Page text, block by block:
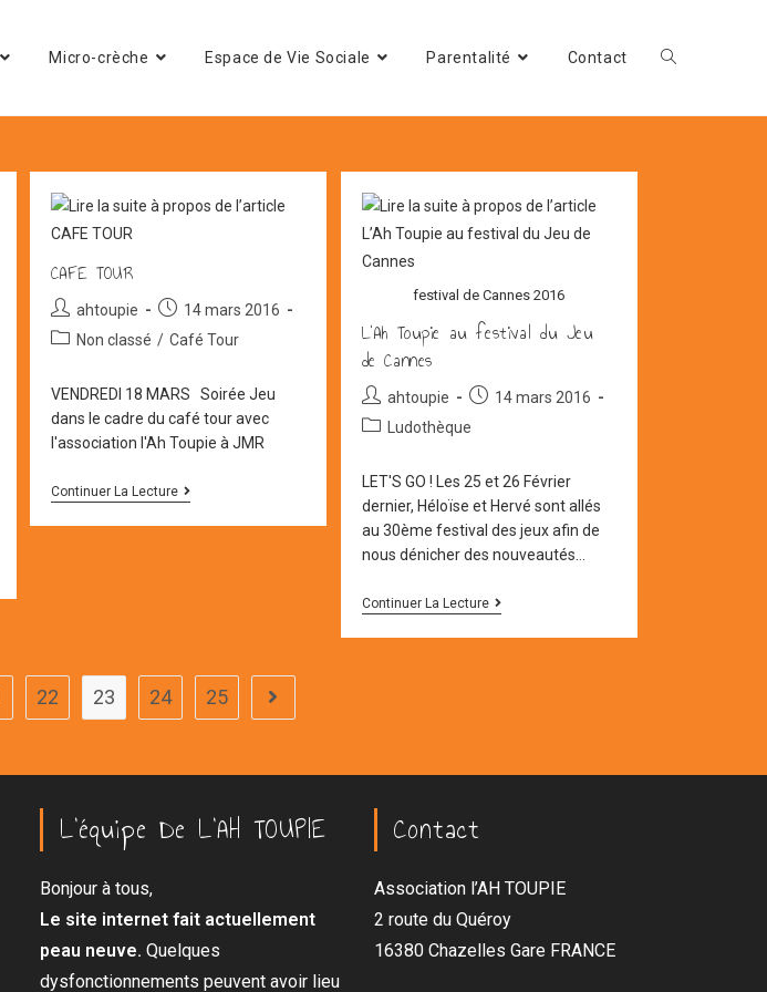
Micro-crèche Espace de Vie Sociale Parentalité Contact
CAFE TOUR
Auteur/autrice
de
ahtoupie
Post
published:
14 mars 2016
PostNon classé / Café Tour
VENDREDI 18 MARS Soirée Jeu
dans le cadre du café tour avec
l'association l'Ah Toupie à JMR
Continuer La LectureCAFE
festival de Cannes 2016
L’Ah Toupie au festival du Jeu
de Cannes
Auteur/autrice
de
ahtoupie
Post14 mars 2016
PostLudothèque
LET'S GO ! Les 25 et 26 Février
dernier, Héloïse et Hervé sont allés
au 30ème festival des jeux afin de
nous dénicher des nouveautés…
Continuer La LectureL’Ah
Au
22 23 24 25 Aller à la page suivante
L’équipe De L’AH TOUPIE
Bonjour à tous,
Le site internet fait actuellement
peau neuve. Quelques
dysfonctionnements peuvent avoir lieu
Contact
Association l’AH TOUPIE
2 route du Quéroy
16380 Chazelles Gare FRANCE